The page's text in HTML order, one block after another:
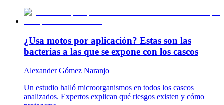
¿Usa motos por aplicación? Estas son las
bacterias a las que se expone con los cascos
Alexander Gómez Naranjo
Un estudio halló microorganismos en todos los cascos
analizados. Expertos explican qué riesgos existen y cómo